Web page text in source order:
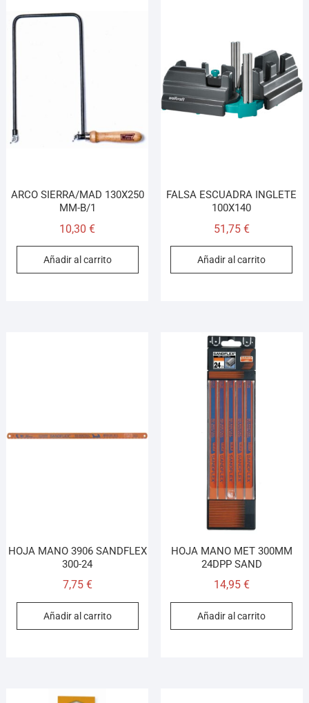
ARCO SIERRA/MAD 130X250
MM-B/1
10,30€
Añadir al carrito
FALSA ESCUADRA INGLETE
100X140
51,75 €
Añadir al carrito
HOJA MANO 3906 SANDFLEX
300-24
7,75 €
Añadir al carrito
HOJA MANO MET 300MM
24DPP SAND
14,95 €
Añadir al carrito